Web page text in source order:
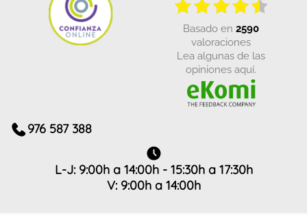
basado en 2590
valoraciones
Lea algunas de las
opiniones aquí.
976 587 388
L-J: 9:00h a 14:00h - 15:30h a 17:30h
V: 9:00h a 14:00h